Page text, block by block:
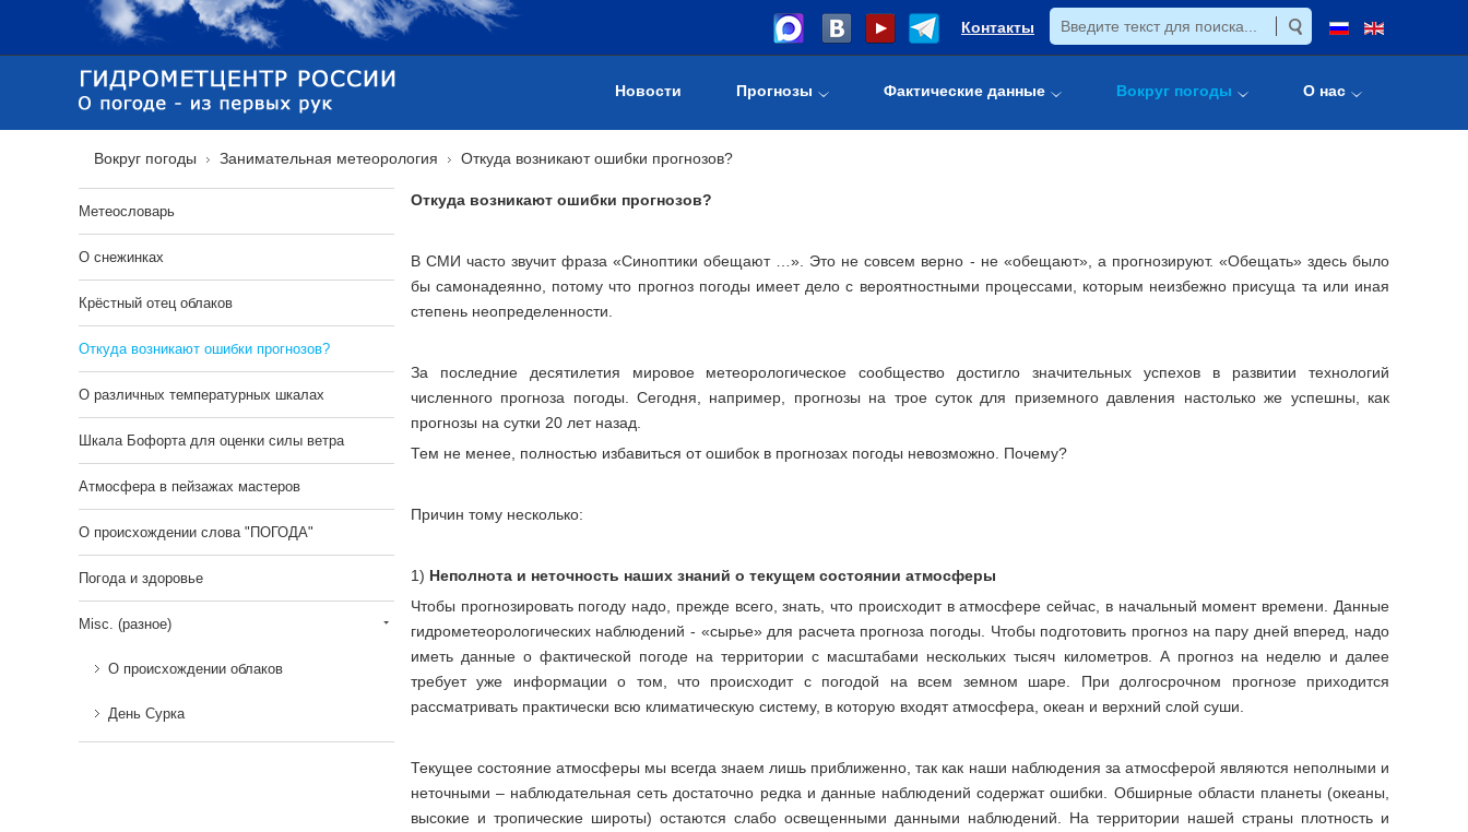
Контакты
Новости Прогнозы Фактические данные Вокруг погоды О нас
Вокруг погоды Занимательная метеорология Откуда возникают ошибки прогнозов?
Откуда возникают ошибки прогнозов?
В СМИ часто звучит фраза «Синоптики обещают …». Это не совсем верно - не «обещают», а прогнозируют. «Обещать» здесь было
бы самонадеянно, потому что прогноз погоды имеет дело с вероятностными процессами, которым неизбежно присуща та или иная
степень неопределенности.
За последние десятилетия мировое метеорологическое сообщество достигло значительных успехов в развитии технологий
численного прогноза погоды. Сегодня, например, прогнозы на трое суток для приземного давления настолько же успешны, как
прогнозы на сутки 20 лет назад.
Тем не менее, полностью избавиться от ошибок в прогнозах погоды невозможно. Почему?
Причин тому несколько:
1) Неполнота и неточность наших знаний о текущем состоянии атмосферы
Чтобы прогнозировать погоду надо, прежде всего, знать, что происходит в атмосфере сейчас, в начальный момент времени. Данные
гидрометеорологических наблюдений - «сырье» для расчета прогноза погоды. Чтобы подготовить прогноз на пару дней вперед, надо
иметь данные о фактической погоде на территории с масштабами нескольких тысяч километров. А прогноз на неделю и далее
требует уже информации о том, что происходит с погодой на всем земном шаре. При долгосрочном прогнозе приходится
рассматривать практически всю климатическую систему, в которую входят атмосфера, океан и верхний слой суши.
Текущее состояние атмосферы мы всегда знаем лишь приближенно, так как наши наблюдения за атмосферой являются неполными и
неточными – наблюдательная сеть достаточно редка и данные наблюдений содержат ошибки. Обширные области планеты (океаны,
высокие и тропические широты) остаются слабо освещенными данными наблюдений. На территории нашей страны плотность и
Метеословарь
О снежинках
Крёстный отец облаков
Откуда возникают ошибки прогнозов?
О различных температурных шкалах
Шкала Бофорта для оценки силы ветра
Атмосфера в пейзажах мастеров
О происхождении слова "ПОГОДА"
Погода и здоровье
Misc. (разное)
О происхождении облаков
День Сурка